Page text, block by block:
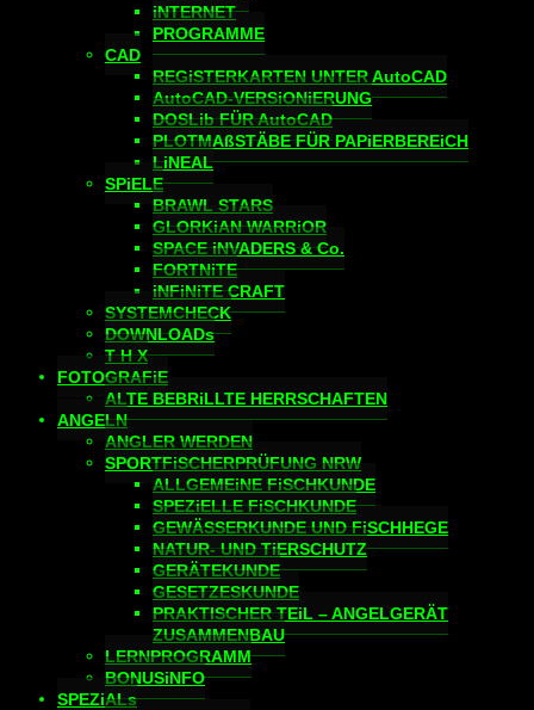
iNTERNET
PROGRAMME
CAD
REGiSTERKARTEN UNTER AutoCAD
AutoCAD-VERSiONiERUNG
DOSLib FÜR AutoCAD
PLOTMAßSTÄBE FÜR PAPiERBEREiCH
LiNEAL
SPiELE
BRAWL STARS
GLORKiAN WARRiOR
SPACE iNVADERS & Co.
FORTNiTE
iNFiNiTE CRAFT
SYSTEMCHECK
DOWNLOADs
T H X
FOTOGRAFiE
ALTE BEBRiLLTE HERRSCHAFTEN
ANGELN
ANGLER WERDEN
SPORTFiSCHERPRÜFUNG NRW
ALLGEMEiNE FiSCHKUNDE
SPEZiELLE FiSCHKUNDE
GEWÄSSERKUNDE UND FiSCHHEGE
NATUR- UND TiERSCHUTZ
GERÄTEKUNDE
GESETZESKUNDE
PRAKTISCHER TEiL – ANGELGERÄT
ZUSAMMENBAU
LERNPROGRAMM
BONUSiNFO
SPEZiALs